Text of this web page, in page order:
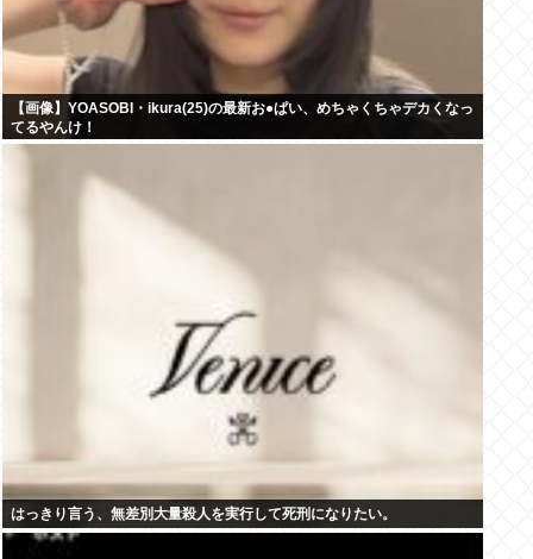
【画像】YOASOBI・ikura(25)の最新お●ぱい、めちゃくちゃデカくなっ
てるやんけ！
はっきり言う、無差別大量殺人を実行して死刑になりたい。